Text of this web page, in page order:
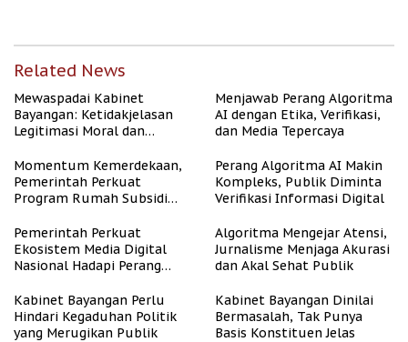
Related News
Mewaspadai Kabinet
Bayangan: Ketidakjelasan
Legitimasi Moral dan
Menjawab Perang Algoritma
AI dengan Etika, Verifikasi,
dan Media Tepercaya
Momentum Kemerdekaan,
Pemerintah Perkuat
Program Rumah Subsidi
Berpenghasilan Rendah
Perang Algoritma AI Makin
Kompleks, Publik Diminta
Verifikasi Informasi Digital
Pemerintah Perkuat
Ekosistem Media Digital
Nasional Hadapi Perang
Algoritma Mengejar Atensi,
Jurnalisme Menjaga Akurasi
dan Akal Sehat Publik
Kabinet Bayangan Perlu
Hindari Kegaduhan Politik
yang Merugikan Publik
Kabinet Bayangan Dinilai
Bermasalah, Tak Punya
Basis Konstituen Jelas